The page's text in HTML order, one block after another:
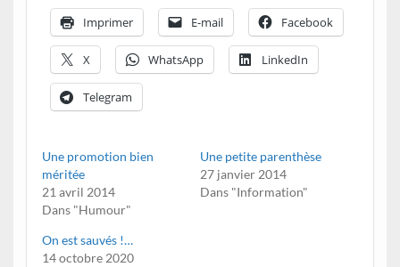
Imprimer E-mail Facebook
X WhatsApp LinkedIn
Telegram
Une promotion bien
méritée
21 avril 2014
Dans "Humour"
Une petite parenthèse
27 janvier 2014
Dans "Information"
On est sauvés !…
14 octobre 2020